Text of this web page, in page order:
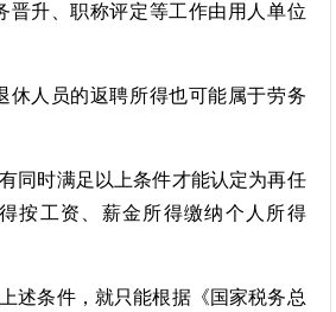
晋升、职称评定等工作由用人单位
休人员的返聘所得也可能属于劳务
同时满足以上条件才能认定为再任
按工资、薪金所得缴纳个人所得
述条件，就只能根据《国家税务总